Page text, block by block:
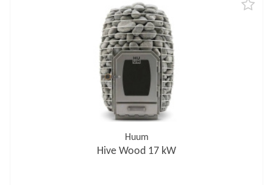
Huum
Hive Wood 17 kW